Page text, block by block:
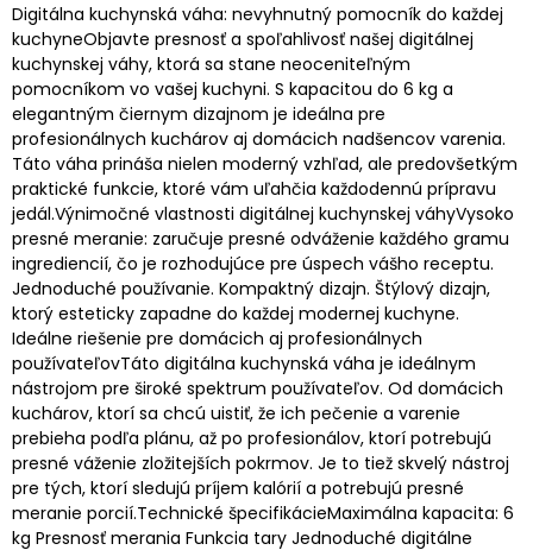
Digitálna kuchynská váha: nevyhnutný pomocník do každej
kuchyneObjavte presnosť a spoľahlivosť našej digitálnej
kuchynskej váhy, ktorá sa stane neoceniteľným
pomocníkom vo vašej kuchyni. S kapacitou do 6 kg a
elegantným čiernym dizajnom je ideálna pre
profesionálnych kuchárov aj domácich nadšencov varenia.
Táto váha prináša nielen moderný vzhľad, ale predovšetkým
praktické funkcie, ktoré vám uľahčia každodennú prípravu
jedál.Výnimočné vlastnosti digitálnej kuchynskej váhyVysoko
presné meranie: zaručuje presné odváženie každého gramu
ingrediencií, čo je rozhodujúce pre úspech vášho receptu.
Jednoduché používanie. Kompaktný dizajn. Štýlový dizajn,
ktorý esteticky zapadne do každej modernej kuchyne.
Ideálne riešenie pre domácich aj profesionálnych
používateľovTáto digitálna kuchynská váha je ideálnym
nástrojom pre široké spektrum používateľov. Od domácich
kuchárov, ktorí sa chcú uistiť, že ich pečenie a varenie
prebieha podľa plánu, až po profesionálov, ktorí potrebujú
presné váženie zložitejších pokrmov. Je to tiež skvelý nástroj
pre tých, ktorí sledujú príjem kalórií a potrebujú presné
meranie porcií.Technické špecifikácieMaximálna kapacita: 6
kg Presnosť merania Funkcia tary Jednoduché digitálne